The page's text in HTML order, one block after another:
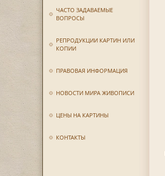
ЧАСТО ЗАДАВАЕМЫЕ
ВОПРОСЫ
РЕПРОДУКЦИИ КАРТИН ИЛИ
КОПИИ
ПРАВОВАЯ ИНФОРМАЦИЯ
НОВОСТИ МИРА ЖИВОПИСИ
ЦЕНЫ НА КАРТИНЫ
КОНТАКТЫ